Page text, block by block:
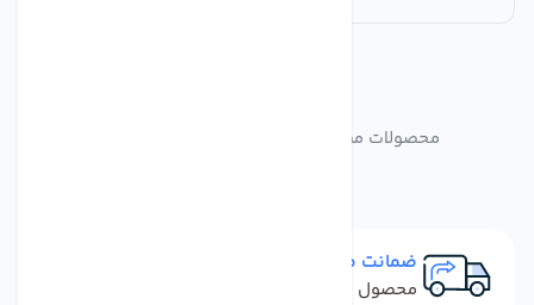
محصولات مشابه رابط تصفیه آب شیلنگ 6 به 10
ضمانت مرجوعی
محصول نباید آسیب دیده باشد